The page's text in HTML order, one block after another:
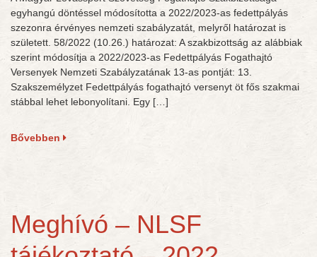
egyhangú döntéssel módosította a 2022/2023-as fedettpályás
szezonra érvényes nemzeti szabályzatát, melyről határozat is
született. 58/2022 (10.26.) határozat: A szakbizottság az alábbiak
szerint módosítja a 2022/2023-as Fedettpályás Fogathajtó
Versenyek Nemzeti Szabályzatának 13-as pontját: 13.
Szakszemélyzet Fedettpályás fogathajtó versenyt öt fős szakmai
stábbal lehet lebonyolítani. Egy […]
Bővebben
Meghívó – NLSF